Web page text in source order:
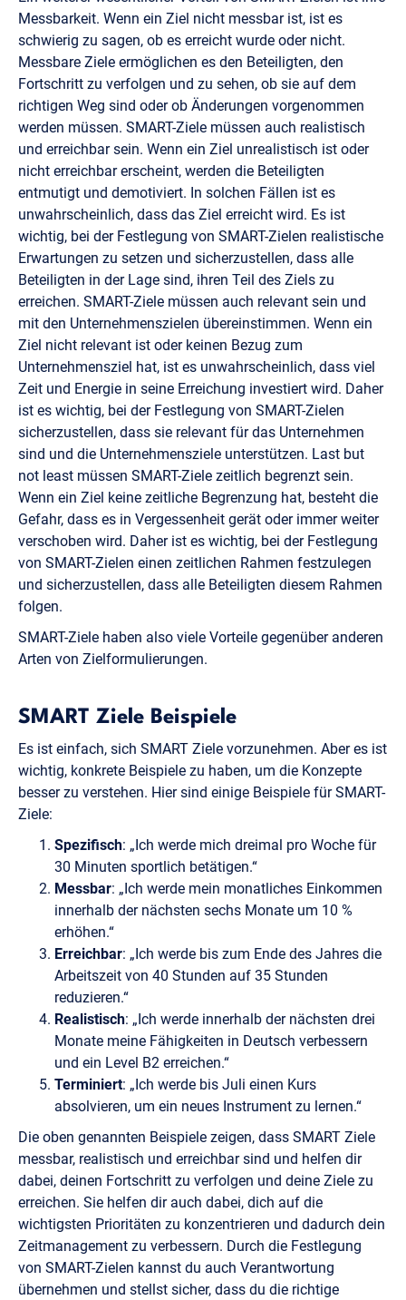
Messbarkeit. Wenn ein Ziel nicht messbar ist, ist es
schwierig zu sagen, ob es erreicht wurde oder nicht.
Messbare Ziele ermöglichen es den Beteiligten, den
Fortschritt zu verfolgen und zu sehen, ob sie auf dem
richtigen Weg sind oder ob Änderungen vorgenommen
werden müssen. SMART-Ziele müssen auch realistisch
und erreichbar sein. Wenn ein Ziel unrealistisch ist oder
nicht erreichbar erscheint, werden die Beteiligten
entmutigt und demotiviert. In solchen Fällen ist es
unwahrscheinlich, dass das Ziel erreicht wird. Es ist
wichtig, bei der Festlegung von SMART-Zielen realistische
Erwartungen zu setzen und sicherzustellen, dass alle
Beteiligten in der Lage sind, ihren Teil des Ziels zu
erreichen. SMART-Ziele müssen auch relevant sein und
mit den Unternehmenszielen übereinstimmen. Wenn ein
Ziel nicht relevant ist oder keinen Bezug zum
Unternehmensziel hat, ist es unwahrscheinlich, dass viel
Zeit und Energie in seine Erreichung investiert wird. Daher
ist es wichtig, bei der Festlegung von SMART-Zielen
sicherzustellen, dass sie relevant für das Unternehmen
sind und die Unternehmensziele unterstützen. Last but
not least müssen SMART-Ziele zeitlich begrenzt sein.
Wenn ein Ziel keine zeitliche Begrenzung hat, besteht die
Gefahr, dass es in Vergessenheit gerät oder immer weiter
verschoben wird. Daher ist es wichtig, bei der Festlegung
von SMART-Zielen einen zeitlichen Rahmen festzulegen
und sicherzustellen, dass alle Beteiligten diesem Rahmen
folgen.
SMART-Ziele haben also viele Vorteile gegenüber anderen
Arten von Zielformulierungen.
SMART Ziele Beispiele
Es ist einfach, sich SMART Ziele vorzunehmen. Aber es ist
wichtig, konkrete Beispiele zu haben, um die Konzepte
besser zu verstehen. Hier sind einige Beispiele für SMART-
Ziele:
Spezifisch: „Ich werde mich dreimal pro Woche für
30 Minuten sportlich betätigen.“
Messbar: „Ich werde mein monatliches Einkommen
innerhalb der nächsten sechs Monate um 10 %
erhöhen.“
Erreichbar: „Ich werde bis zum Ende des Jahres die
Arbeitszeit von 40 Stunden auf 35 Stunden
reduzieren.“
Realistisch: „Ich werde innerhalb der nächsten drei
Monate meine Fähigkeiten in Deutsch verbessern
und ein Level B2 erreichen.“
Terminiert: „Ich werde bis Juli einen Kurs
absolvieren, um ein neues Instrument zu lernen.“
Die oben genannten Beispiele zeigen, dass SMART Ziele
messbar, realistisch und erreichbar sind und helfen dir
dabei, deinen Fortschritt zu verfolgen und deine Ziele zu
erreichen. Sie helfen dir auch dabei, dich auf die
wichtigsten Prioritäten zu konzentrieren und dadurch dein
Zeitmanagement zu verbessern. Durch die Festlegung
von SMART-Zielen kannst du auch Verantwortung
übernehmen und stellst sicher, dass du die richtige